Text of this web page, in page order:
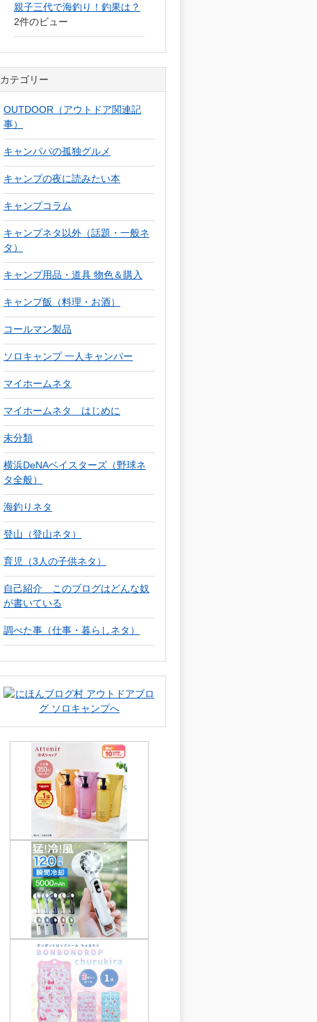
親子三代で海釣り！釣果は？
2件のビュー
カテゴリー
OUTDOOR（アウトドア関連記
事）
キャンパパの孤独グルメ
キャンプの夜に読みたい本
キャンプコラム
キャンプネタ以外（話題・一般ネ
タ）
キャンプ用品・道具 物色＆購入
キャンプ飯（料理・お酒）
コールマン製品
ソロキャンプ 一人キャンパー
マイホームネタ
マイホームネタ はじめに
未分類
横浜DeNAベイスターズ（野球ネ
タ全般）
海釣りネタ
登山（登山ネタ）
育児（3人の子供ネタ）
自己紹介 このブログはどんな奴
が書いている
調べた事（仕事・暮らしネタ）